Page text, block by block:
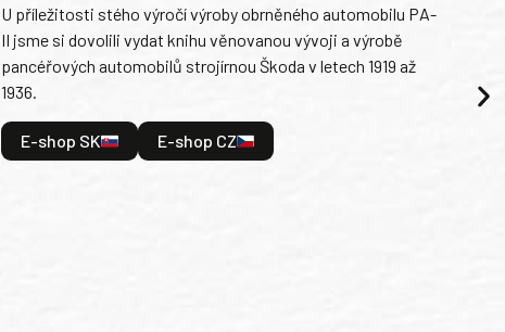
U příležitosti stého výročí výroby obrněného automobilu PA-
II jsme si dovolili vydat knihu věnovanou vývoji a výrobě
pancéřových automobilů strojírnou Škoda v letech 1919 až
1936.
E-shop SK E-shop CZ